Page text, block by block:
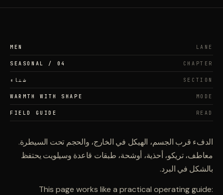
LANE
MEN
CHAPTER
SEASONAL / 04
SECTION شتاء
MODE
WARMTH WITH SHAPE
READ
FIELD GUIDE
الدفء قرب الجسم، الهيكل في الخارج، والحجم تحت السيطرة.
معاطف، تريكو، أحذية، أوشحة، طبقات قاعدة وسيلويت يحتفظ
بالشكل في البرد.
This page works like a practical operating guide: